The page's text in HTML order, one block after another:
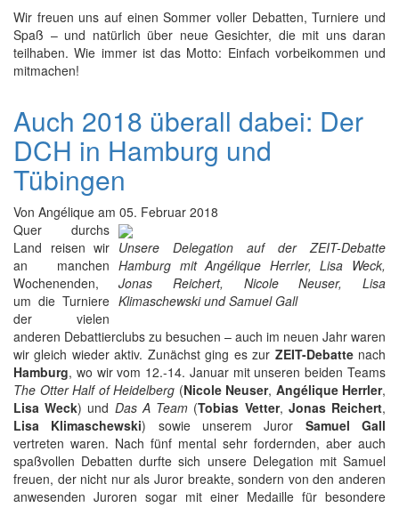
Wir freuen uns auf einen Sommer voller Debatten, Turniere und
Spaß – und natürlich über neue Gesichter, die mit uns daran
teilhaben. Wie immer ist das Motto: Einfach vorbeikommen und
mitmachen!
Auch 2018 überall dabei: Der
DCH in Hamburg und
Tübingen
Von Angélique am 05. Februar 2018
Unsere Delegation auf der ZEIT-Debatte
Hamburg mit Angélique Herrler, Lisa Weck,
Jonas Reichert, Nicole Neuser, Lisa
Klimaschewski und Samuel Gall
Quer durchs
Land reisen wir
an manchen
Wochenenden,
um die Turniere
der vielen
anderen Debattierclubs zu besuchen – auch im neuen Jahr waren
wir gleich wieder aktiv. Zunächst ging es zur ZEIT-Debattenach
Hamburg, wo wir vom 12.-14. Januar mit unseren beiden Teams
The Otter Half of Heidelberg (Nicole Neuser, Angélique Herrler,
Lisa Weck) und Das A Team (Tobias Vetter, Jonas Reichert,
Lisa Klimaschewski) sowie unserem Juror Samuel Gall
vertreten waren. Nach fünf mental sehr fordernden, aber auch
spaßvollen Debatten durfte sich unsere Delegation mit Samuel
freuen, der nicht nur als Juror breakte, sondern von den anderen
anwesenden Juroren sogar mit einer Medaille für besondere